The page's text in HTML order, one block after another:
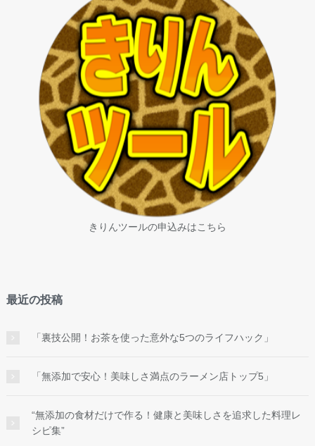
きりんツールの申込みはこちら
最近の投稿
「裏技公開！お茶を使った意外な5つのライフハック」
「無添加で安心！美味しさ満点のラーメン店トップ5」
“無添加の食材だけで作る！健康と美味しさを追求した料理レ
シピ集”